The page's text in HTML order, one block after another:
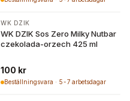
WK DZIK
WK DZIK Sos Zero Milky Nutbar
czekolada-orzech 425 ml
100 kr
Beställningsvara · 5-7 arbetsdagar